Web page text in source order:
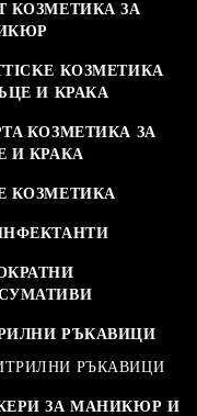
КОЗМЕТИКА ЗА
КОЗМЕТИКА
И КРАКА
КОЗМЕТИКА ЗА
И КРАКА
КОЗМЕТИКА
РЪКАВИЦИ
РЪКАВИЦИ
ЗА МАНИКЮР И